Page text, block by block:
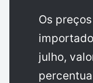
Os
julho,